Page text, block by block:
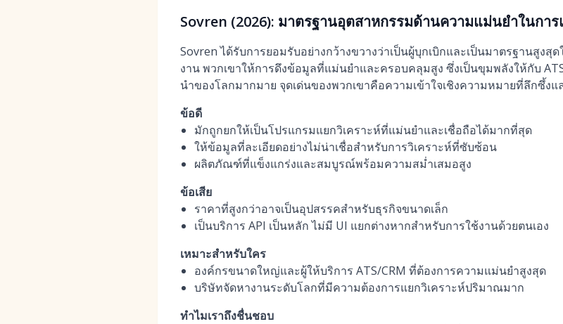
Sovren (2026): มาตรฐานอุตสาหกรรมด้านความแม่นยำในการ
Sovren ได้รับการยอมรับอย่างกว้างขวางว่าเป็นผู้บุกเบิกและเป็นมาตรฐานสูงสุ
งาน พวกเขาให้การดึงข้อมูลที่แม่นยำและครอบคลุมสูง ซึ่งเป็นขุมพลังให้กับ
นำของโลกมากมาย จุดเด่นของพวกเขาคือความเข้าใจเชิงความหมายที่ลึกซึ้ง
ข้อดี
มักถูกยกให้เป็นโปรแกรมแยกวิเคราะห์ที่แม่นยำและเชื่อถือได้มากที่สุด
ให้ข้อมูลที่ละเอียดอย่างไม่น่าเชื่อสำหรับการวิเคราะห์ที่ซับซ้อน
ผลิตภัณฑ์ที่แข็งแกร่งและสมบูรณ์พร้อมความสม่ำเสมอสูง
ข้อเสีย
ราคาที่สูงกว่าอาจเป็นอุปสรรคสำหรับธุรกิจขนาดเล็ก
เป็นบริการ API เป็นหลัก ไม่มี UI แยกต่างหากสำหรับการใช้งานด้วยตนเอง
เหมาะสำหรับใคร
องค์กรขนาดใหญ่และผู้ให้บริการ ATS/CRM ที่ต้องการความแม่นยำสูงสุด
บริษัทจัดหางานระดับโลกที่มีความต้องการแยกวิเคราะห์ปริมาณมาก
ทำไมเราถึงชื่นชอบ